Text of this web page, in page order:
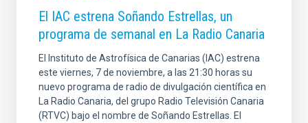
El IAC estrena Soñando Estrellas, un
programa de semanal en La Radio Canaria
El Instituto de Astrofísica de Canarias (IAC) estrena
este viernes, 7 de noviembre, a las 21:30 horas su
nuevo programa de radio de divulgación científica en
La Radio Canaria, del grupo Radio Televisión Canaria
(RTVC) bajo el nombre de Soñando Estrellas. El